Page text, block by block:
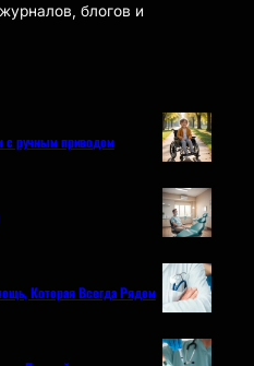
блогов и
с ручным приводом
Которая Всегда Рядом